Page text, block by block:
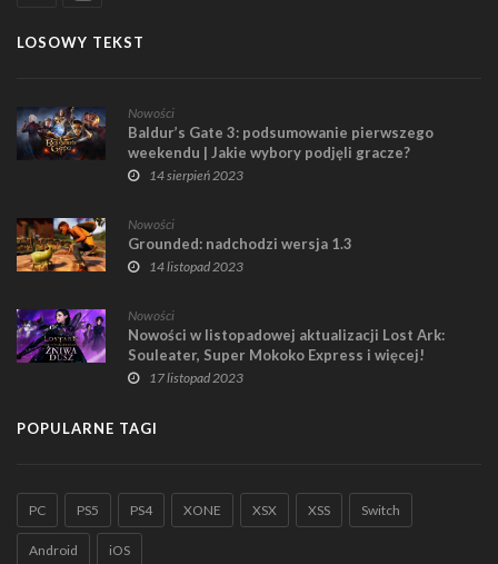
LOSOWY TEKST
Nowości
Baldur’s Gate 3: podsumowanie pierwszego
weekendu | Jakie wybory podjęli gracze?
14 sierpień 2023
Nowości
Grounded: nadchodzi wersja 1.3
14 listopad 2023
Nowości
Nowości w listopadowej aktualizacji Lost Ark:
Souleater, Super Mokoko Express i więcej!
17 listopad 2023
POPULARNE TAGI
PC PS5 PS4 XONE XSX XSS Switch
Android iOS